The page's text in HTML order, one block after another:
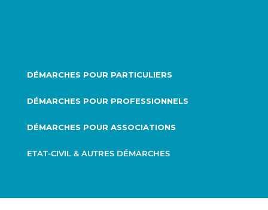
DÉMARCHES POUR PARTICULIERS
DÉMARCHES POUR PROFESSIONNELS
DÉMARCHES POUR ASSOCIATIONS
ETAT-CIVIL & AUTRES DÉMARCHES